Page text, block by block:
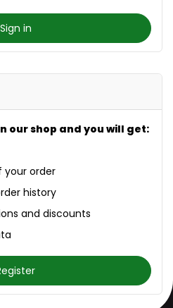
Sign in
our shop and you will get:
your order
history
and discounts